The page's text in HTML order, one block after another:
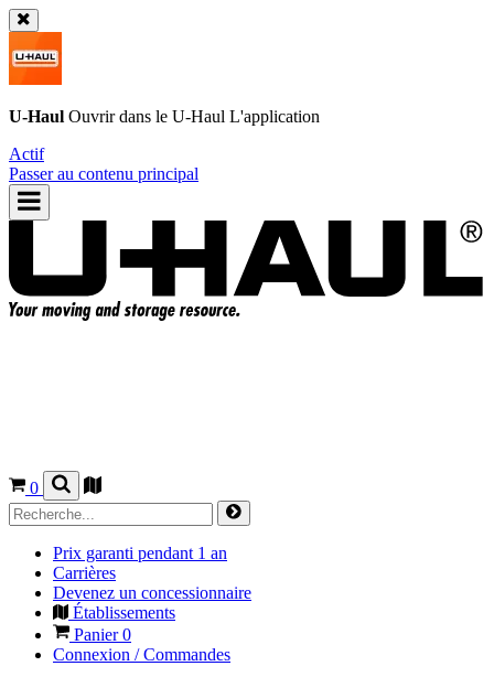
U-Haul Ouvrir dans le U-Haul L'application
Actif
Passer au contenu principal
0
Prix garanti pendant 1 an
Carrières
Devenez un concessionnaire
Établissements
Panier0
Connexion / Commandes